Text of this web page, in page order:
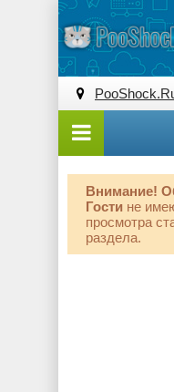
Внимание!
Гости не
просмотра
раздела.